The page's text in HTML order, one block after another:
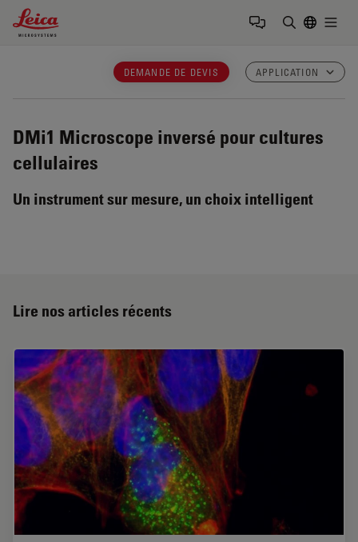
Leica Microsystems Logo
DEMANDE DE DEVIS APPLICATION
DMi1 Microscope inversé pour cultures
cellulaires
Un instrument sur mesure, un choix intelligent
Lire nos articles récents